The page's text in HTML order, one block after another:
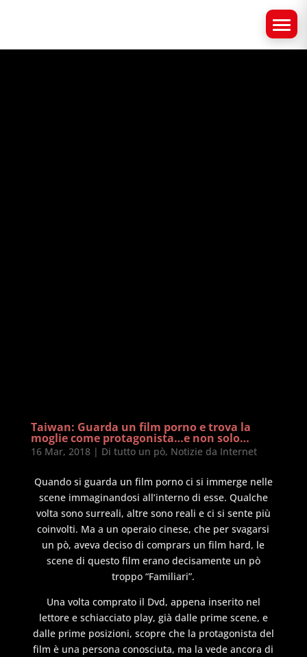
Taiwan: Guarda un film porno e trova la
moglie come protagonista…e non solo…
16 Mar, 2018| Di tutto un pò, Notizie da Internet
Quando si guarda un film porno ci si immerge nelle
scene immaginandosi all’interno di esse. Qualche
volta sono surreali, altre sono reali e ci si sente più
coinvolti. Ma a un operaio cinese, che per svagarsi
un pò, aveva deciso di comprars un film hard, le
scene di questo film erano decisamente un pò
troppo “Familiari”.
Una volta comprato il Dvd, appena inserito nel
lettore e schiacciato play, già dalle prime scene, e
dalle prime posizioni, scopre che la protagonista del
film è una persona conosciuta, ma la vede ancora di